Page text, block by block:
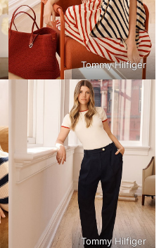
Tommy Hilfiger
Tommy Hilfiger